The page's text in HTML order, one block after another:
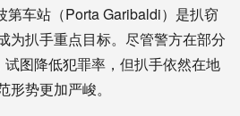
第车站（Porta Garibaldi）是扒窃
为扒手重点目标。尽管警方在部分
试图降低犯罪率，但扒手依然在地
势更加严峻。